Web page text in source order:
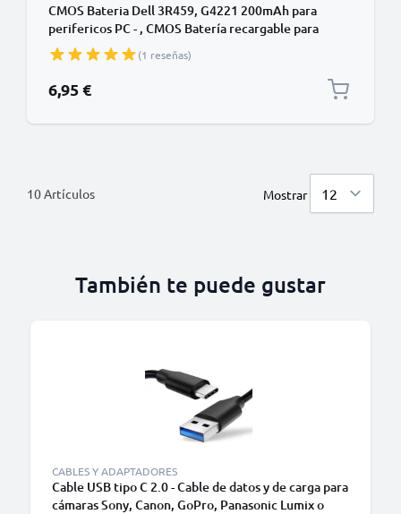
CMOS Bateria Dell 3R459, G4221 200mAh para
perifericos PC - , CMOS Batería recargable para
Latitude D810 / Latitude D620 / Latitude D830
(1 reseñas)
6,95 €
10Artículos Mostrar
También te puede gustar
CABLES Y ADAPTADORES
Cable USB tipo C 2.0 - Cable de datos y de carga para
cámaras Sony, Canon, GoPro, Panasonic Lumix o